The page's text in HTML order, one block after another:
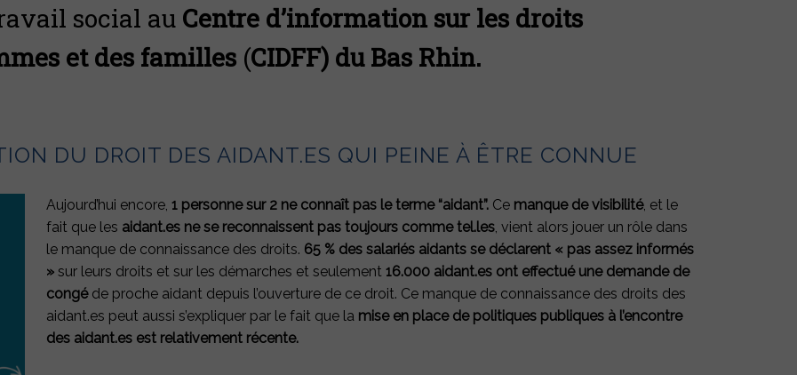
social au Centre d’information sur les droits
et des familles (CIDFF) du Bas Rhin.
DU DROIT DES AIDANT.ES QUI PEINE À ÊTRE CONNUE
Aujourd’hui encore, 1 personne sur 2 ne connaît pas le terme “aidant”. Ce manque de visibilité, et le
fait que les aidant.es ne se reconnaissent pas toujours comme tel.les, vient alors jouer un rôle dans
le manque de connaissance des droits. 65 % des salariés aidants se déclarent « pas assez informés
» sur leurs droits et sur les démarches et seulement 16.000 aidant.es ont effectué une demande de
congé de proche aidant depuis l’ouverture de ce droit. Ce manque de connaissance des droits des
aidant.es peut aussi s’expliquer par le fait que la mise en place de politiques publiques à l’encontre
des aidant.es est relativement récente.